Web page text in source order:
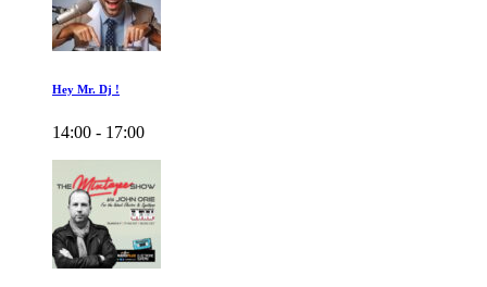
Hey Mr. Dj !
14:00 - 17:00